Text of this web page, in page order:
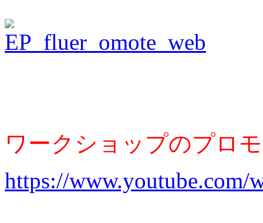
ワークショップのプロ
https://www.youtube.com/